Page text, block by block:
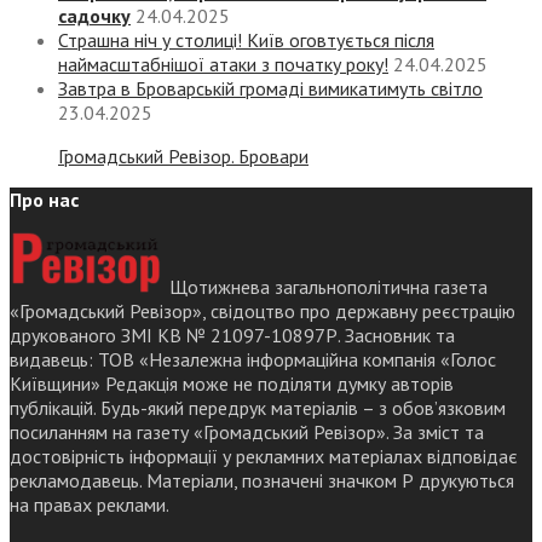
садочку 24.04.2025
Страшна ніч у столиці! Київ оговтується після
наймасштабнішої атаки з початку року! 24.04.2025
Завтра в Броварській громаді вимикатимуть світло
23.04.2025
Громадський Ревізор. Бровари
Про нас
Щотижнева загальнополітична газета
«Громадський Ревізор», свідоцтво про державну реєстрацію
друкованого ЗМІ КВ № 21097-10897Р. Засновник та
видавець: ТОВ «Незалежна інформаційна компанія «Голос
Київщини» Редакція може не поділяти думку авторів
публікацій. Будь-який передрук матеріалів – з обов’язковим
посиланням на газету «Громадський Ревізор». За зміст та
достовірність інформації у рекламних матеріалах відповідає
рекламодавець. Матеріали, позначені значком Р друкуються
на правах реклами.